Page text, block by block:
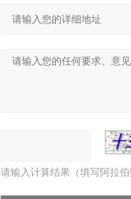
请输入计算结果（填写阿拉